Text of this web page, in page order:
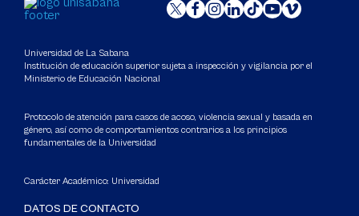
Universidad de La Sabana
Institución de educación superior sujeta a inspección y vigilancia por el
Ministerio de Educación Nacional
Protocolo de atención para casos de acoso, violencia sexual y basada en
género, así como de comportamientos contrarios a los principios
fundamentales de la Universidad
Carácter Académico: Universidad
DATOS DE CONTACTO